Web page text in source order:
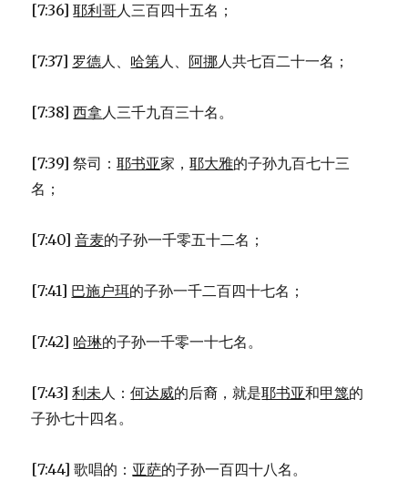
[7:36]耶利哥人三百四十五名；
[7:37] 罗德人、 哈第人、 阿挪人共七百二十一名；
[7:38]西拿人三千九百三十名。
[7:39] 祭司：耶书亚家，耶大雅的子孙九百七十三
名；
[7:40]音麦的子孙一千零五十二名；
[7:41] 巴施户珥的子孙一千二百四十七名；
[7:42] 哈琳的子孙一千零一十七名。
[7:43]利未人：何达威的后裔，就是耶书亚和甲篾的
子孙七十四名。
[7:44] 歌唱的： 亚萨的子孙一百四十八名。